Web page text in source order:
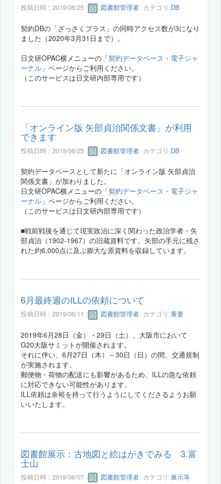
投稿日時 : 2019/06/25 図書館管理者 カテゴリ:DB
契約DBの「ざっさくプラス」の同時アクセス数が3になり
ました（2020年3月31日まで）。
日文研OPAC横メニューの「契約データベース・電子ジャ
ーナル 」ページからご利用ください。
（このサービスは日文研内部専用です）
「オンライン版 矢部貞治関係文書」が利用
できます
投稿日時 : 2019/06/25 図書館管理者 カテゴリ:DB
契約データベースとして新たに「オンライン版 矢部貞治
関係文書」が加わりました。
日文研OPAC横メニューの「契約データベース・電子ジャ
ーナル 」ページからご利用ください。
（このサービスは日文研内部専用です）
■戦前戦後を通じて現実政治に深く関わった政治学者・矢
部貞治（1902-1967）の旧蔵資料です。矢部の手元に残さ
れた約6,000点に及ぶ膨大な原資料を収録しています。
6月最終週のILLの依頼について
投稿日時 : 2019/06/11 図書館管理者 カテゴリ:重要
2019年6月28日（金）・29日（土）、大阪市において
G20大阪サミットが開催されます。
それに伴い、6月27日（木）～30日（日）の間、交通規制
が実施されます。
郵便物・荷物の配送にも影響があるため、ILLの急な依頼
に対応できない可能性があります。
ILL依頼は余裕を持って行うようにしてくださるようお願
いいたします。
図書館展示：古地図と絵はがきでみる 3.富
士山
投稿日時 : 2019/06/07 図書館管理者 カテゴリ:展示等